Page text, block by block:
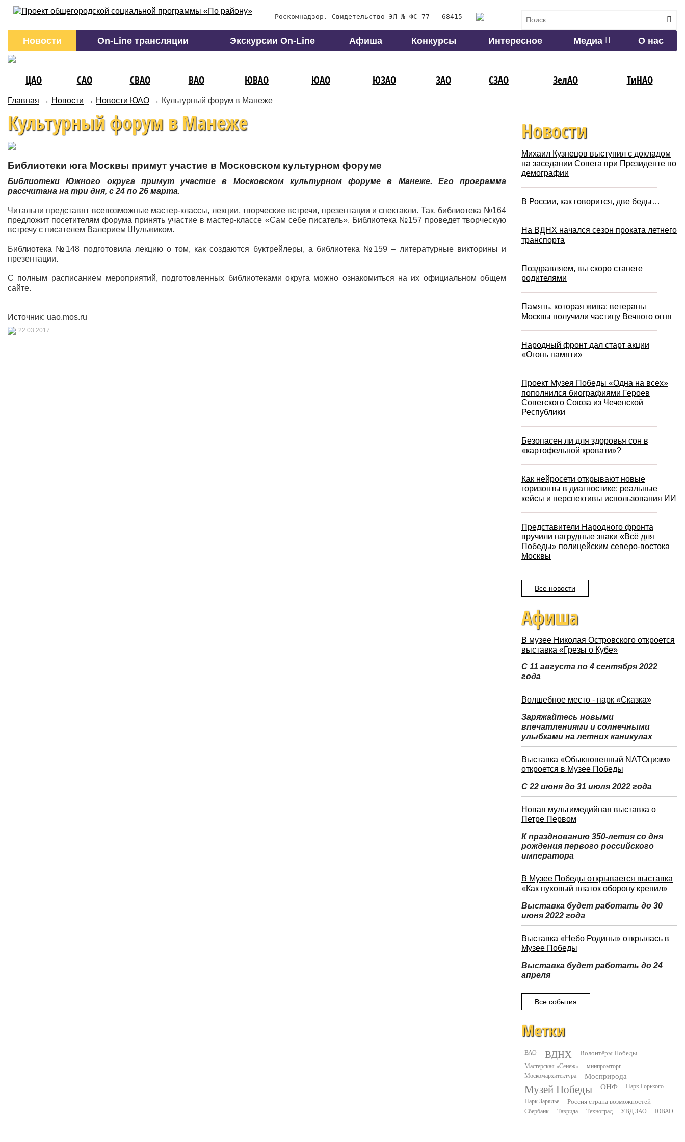
Роскомнадзор. Свидетельство ЭЛ № ФС 77 – 68415
Новости On-Line трансляции Экскурсии On-Line Афиша Конкурсы Интересное Медиа О нас
ЦАО САО СВАО ВАО ЮВАО ЮАО ЮЗАО ЗАО СЗАО ЗелАО ТиНАО
Главная → Новости → Новости ЮАО → Культурный форум в Манеже
Культурный форум в Манеже
Библиотеки юга Москвы примут участие в Московском культурном форуме
Библиотеки Южного округа примут участие в Московском культурном форуме в Манеже. Его программа
рассчитана на три дня, с 24 по 26 марта.
Читальни представят всевозможные мастер-классы, лекции, творческие встречи, презентации и спектакли. Так, библиотека №164
предложит посетителям форума принять участие в мастер-классе «Сам себе писатель». Библиотека №157 проведет творческую
встречу с писателем Валерием Шульжиком.
Библиотека №148 подготовила лекцию о том, как создаются буктрейлеры, а библиотека №159 – литературные викторины и
презентации.
С полным расписанием мероприятий, подготовленных библиотеками округа можно ознакомиться на их официальном общем
сайте.
Источник: uao.mos.ru
22.03.2017
Новости
Михаил Кузнецов выступил с докладом
на заседании Совета при Президенте по
демографии
В России, как говорится, две беды…
На ВДНХ начался сезон проката летнего
транспорта
Поздравляем, вы скоро станете
родителями
Память, которая жива: ветераны
Москвы получили частицу Вечного огня
Народный фронт дал старт акции
«Огонь памяти»
Проект Музея Победы «Одна на всех»
пополнился биографиями Героев
Советского Союза из Чеченской
Республики
Безопасен ли для здоровья сон в
«картофельной кровати»?
Как нейросети открывают новые
горизонты в диагностике: реальные
кейсы и перспективы использования ИИ
Представители Народного фронта
вручили нагрудные знаки «Всё для
Победы» полицейским северо-востока
Москвы
Все новости
Афиша
В музее Николая Островского откроется
выставка «Грезы о Кубе»
С 11 августа по 4 сентября 2022
года
Волшебное место - парк «Сказка»
Заряжайтесь новыми
впечатлениями и солнечными
улыбками на летних каникулах
Выставка «Обыкновенный NATOцизм»
откроется в Музее Победы
С 22 июня до 31 июля 2022 года
Новая мультимедийная выставка о
Петре Первом
К празднованию 350-летия со дня
рождения первого российского
императора
В Музее Победы открывается выставка
«Как пуховый платок оборону крепил»
Выставка будет работать до 30
июня 2022 года
Выставка «Небо Родины» открылась в
Музее Победы
Выставка будет работать до 24
апреля
Все события
Метки
ВАО ВДНХ Волонтёры Победы
Мастерская «Сенеж»
минпромторг
Москомархитектура
Мосприрода
Музей Победы ОНФ
Парк Горького
Парк Зарядье
Россия страна возможностей
Сбербанк Таврида Техноград УВД ЗАО ЮВАО